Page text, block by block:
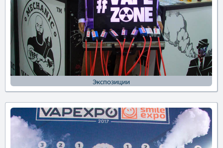
Экспозиции